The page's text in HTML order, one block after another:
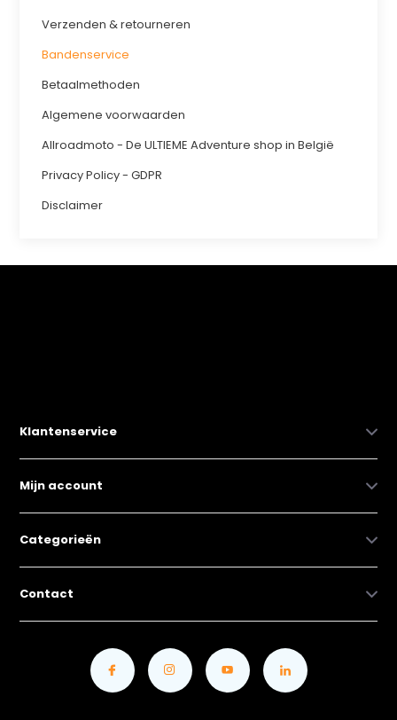
Verzenden & retourneren
Bandenservice
Betaalmethoden
Algemene voorwaarden
Allroadmoto - De ULTIEME Adventure shop in België
Privacy Policy - GDPR
Disclaimer
Klantenservice
Mijn account
Categorieën
Contact